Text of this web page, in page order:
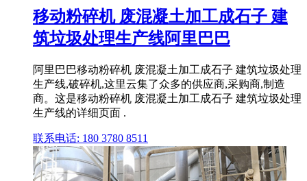
移动粉碎机 废混凝土加工成石子 建
筑垃圾处理生产线阿里巴巴
阿里巴巴移动粉碎机 废混凝土加工成石子 建筑垃圾处理
生产线,破碎机,这里云集了众多的供应商,采购商,制造
商。这是移动粉碎机 废混凝土加工成石子 建筑垃圾处理
生产线的详细页面 .
联系电话: 180 3780 8511